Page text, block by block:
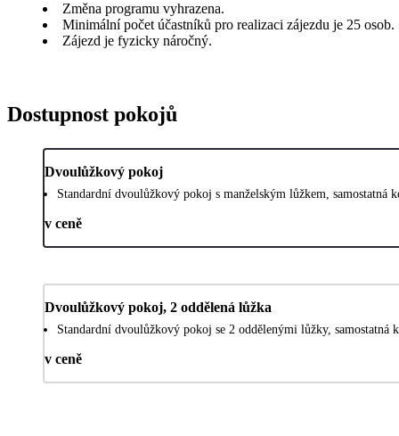
Změna programu vyhrazena.
Minimální počet účastníků pro realizaci zájezdu je 25 osob.
Zájezd je fyzicky náročný.
Dostupnost pokojů
Dvoulůžkový pokoj
Standardní dvoulůžkový pokoj s manželským lůžkem, samostatná
v ceně
Dvoulůžkový pokoj, 2 oddělená lůžka
Standardní dvoulůžkový pokoj se 2 oddělenými lůžky, samostatná
v ceně